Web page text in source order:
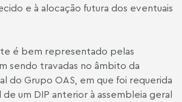
e à alocação futura dos eventuais
é bem representado pelas
sendo travadas no âmbito da
do Grupo OAS, em que foi requerida
de um DIP anterior à assembleia geral